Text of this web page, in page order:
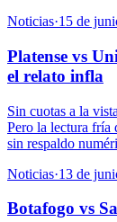
Noticias·15 de
Platense vs
el relato infla
Sin cuotas a la
Pero la lectura fría
sin respaldo
Noticias·13 de
Botafogo vs